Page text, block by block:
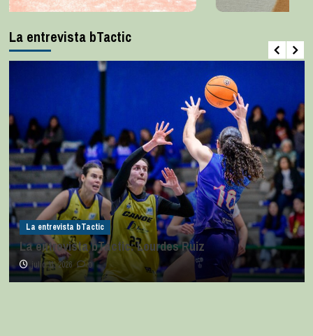
La entrevista bTactic
La entrevista bTactic
La entrevista bTactic: Lourdes Ruiz
julio 11, 2026 0